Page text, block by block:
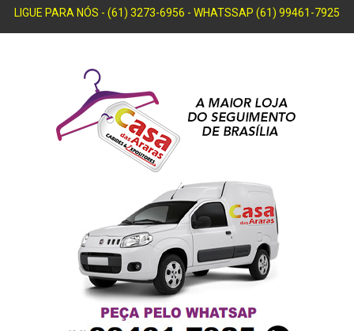
LIGUE PARA NÓS - (61) 3273-6956 - WHATSSAP (61) 99461-7925